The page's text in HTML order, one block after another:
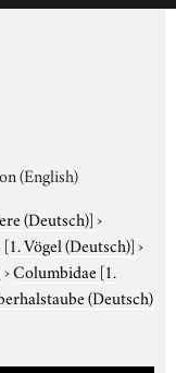
(English)
(Deutsch)]›
[1. Vögel (Deutsch)]›
›Columbidae [1.
(Deutsch)